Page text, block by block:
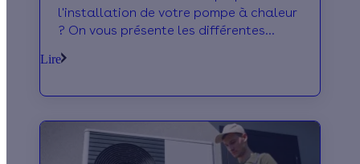
l'installation de votre pompe à chaleur
? On vous présente les différentes
!
Lire